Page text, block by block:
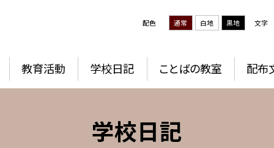
配色 通常 白地 黒地 文字
教育活動 学校日記 ことばの教室 配布
学校日記